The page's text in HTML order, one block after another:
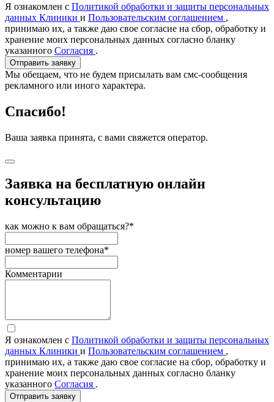
Я ознакомлен с Политикой обработки и защиты персональных
данных Клиники и Пользовательским соглашением ,
принимаю их, а также даю свое согласие на сбор, обработку и
хранение моих персональных данных согласно бланку
указанного Согласия .
Отправить заявку
Мы обещаем, что не будем присылать вам смс-сообщения
рекламного или иного характера.
Спасибо!
Ваша заявка принята, с вами свяжется оператор.
Заявка на бесплатную онлайн
консультацию
как можно к вам обращаться?*
номер вашего телефона*
Комментарии
Я ознакомлен с Политикой обработки и защиты персональных
данных Клиники и Пользовательским соглашением ,
принимаю их, а также даю свое согласие на сбор, обработку и
хранение моих персональных данных согласно бланку
указанного Согласия .
Отправить заявку